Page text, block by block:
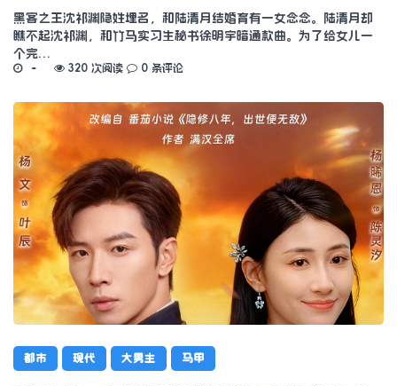
黑客之王沈祁渊隐姓埋名，和陆清月结婚育有一女念念。陆清月却
瞧不起沈祁渊，和竹马实习生秘书徐明宇暗通款曲。为了给女儿一
个完…
320 次阅读 0 条评论
都市 现代 大男主 马甲